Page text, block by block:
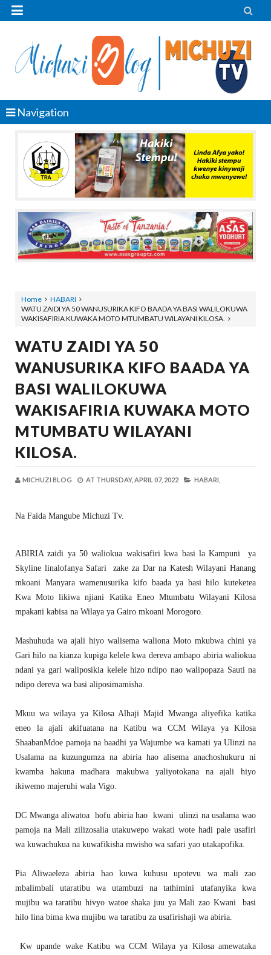
 
Navigation
Home
HABARI
WATU ZAIDI YA 50 WANUSURIKA KIFO BAADA YA BASI WALILOKUWA
WAKISAFIRIA KUWAKA MOTO MTUMBATU WILAYANI KILOSA.
WATU ZAIDI YA 50
WANUSURIKA KIFO BAADA YA
BASI WALILOKUWA
WAKISAFIRIA KUWAKA MOTO
MTUMBATU WILAYANI
KILOSA.
MICHUZI BLOG AT THURSDAY, APRIL 07, 2022 HABARI,
Na Faida Mangube Michuzi Tv.
ABIRIA zaidi ya 50 waliokua wakisafiri kwa basi la Kampuni ya
Skyline linalofanya Safari zake za Dar na Katesh Wilayani Hanang
mkoani Manyara wamenusurika kifo baada ya basi hilo kuteketea
Kwa Moto likiwa njiani Katika Eneo Mtumbatu Wilayani Kilosa
mpakani kabisa na Wilaya ya Gairo mkoani Morogoro.
Mashuhuda wa ajali hiyo walisema waliona Moto mkubwa chini ya
Gari hilo na kianza kupiga kelele kwa dereva ambapo abiria waliokua
ndani ya gari waliposikia kelele hizo ndipo nao walipopaza Sauti na
ndipo dereva wa basi aliposimamisha.
Mkuu wa wilaya ya Kilosa Alhaji Majid Mwanga aliyefika katika
eneo la ajali akifuatana na Katibu wa CCM Wilaya ya Kilosa
ShaabanMdoe pamoja na baadhi ya Wajumbe wa kamati ya Ulinzi na
Usalama na kuzungumza na abiria hao alisema anachoshukuru ni
kwamba hakuna madhara makubwa yaliyotokana na ajali hiyo
ikiwemo majeruhi wala Vigo.
DC Mwanga aliwatoa hofu abiria hao kwani ulinzi na usalama wao
pamoja na Mali zilizosalia utakuwepo wakati wote hadi pale usafiri
wa kuwachukua na kuwafikisha mwisho wa safari yao utakapofika.
Pia Aliwaeleza abiria hao kuwa kuhusu upotevu wa mali zao
mbalimbali utaratibu wa utambuzi na tathimini utafanyika kwa
mujibu wa taratibu hivyo watoe shaka juu ya Mali zao Kwani basi
hilo lina bima kwa mujibu wa taratibu za usafirishaji wa abiria.
Kw upande wake Katibu wa CCM Wilaya ya Kilosa amewataka